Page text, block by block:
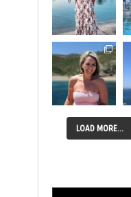
LOAD MORE...